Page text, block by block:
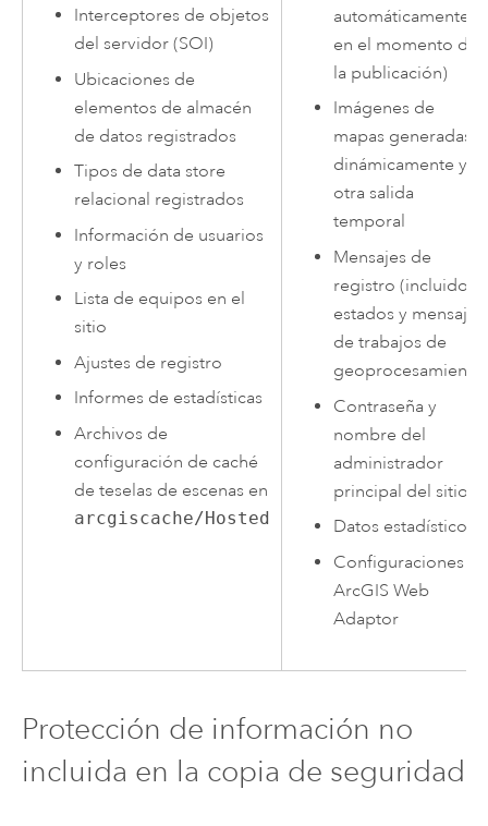
Interceptores de objetos
del servidor (SOI)
Ubicaciones de
elementos de almacén
de datos registrados
Tipos de data store
relacional registrados
Información de usuarios
y roles
Lista de equipos en el
sitio
Ajustes de registro
Informes de estadísticas
Archivos de
configuración de caché
de teselas de escenas en
arcgiscache/Hosted
automáticamente
en el momento de
la publicación)
Imágenes de
mapas generadas
dinámicamente y
otra salida
temporal
Mensajes de
registro (incluidos
estados y mensajes
de trabajos de
Contraseña y
nombre del
administrador
principal del sitio
Datos estadísticos
Configuraciones
ArcGIS Web
Adaptor
Protección de información no
incluida en la copia de seguridad